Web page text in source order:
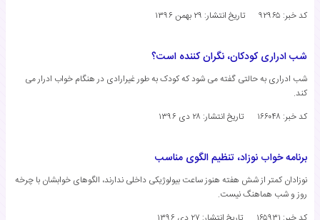
کد خبر: ۹۲۹۶۵
تاریخ انتشار: ۲۹ بهمن ۱۳۹۶
شب ادراری کودکان، نگران کننده است؟
شب ادراری به حالتی گفته می شود که کودک به طور غیرارادی در هنگام خواب ادرار می
کند.
کد خبر: ۱۶۶۰۴۸
تاریخ انتشار: ۲۸ دی ۱۳۹۶
برنامه خواب نوزاد، تنظیم الگوی مناسب
نوزادان کمتر از شش هفته هنوز ساعت بیولوژیکی داخلی ندارند، الگوهای خوابشان با چرخه
روز و شب هماهنگ نیست.